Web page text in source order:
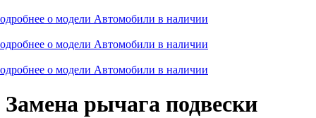
о модели Автомобили в наличии
о модели Автомобили в наличии
о модели Автомобили в наличии
Замена рычага подвески